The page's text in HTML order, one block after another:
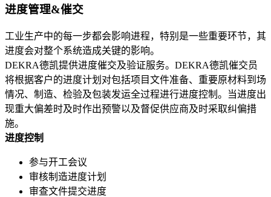
进度管理&催交
工业生产中的每一步都会影响进程，特别是一些重要环节，其
进度会对整个系统造成关键的影响。
DEKRA德凯提供进度催交及验证服务。DEKRA德凯催交员
将根据客户的进度计划对包括项目文件准备、重要原材料到场
情况、制造、检验及包装发运全过程进行进度控制。当进度出
现重大偏差时及时作出预警以及督促供应商及时采取纠偏措
施。
进度控制
参与开工会议
审核制造进度计划
审查文件提交进度